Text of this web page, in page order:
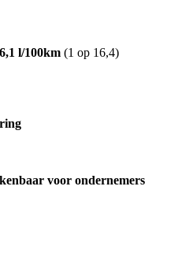
6,1 l/100km (1 op 16,4)
voor ondernemers